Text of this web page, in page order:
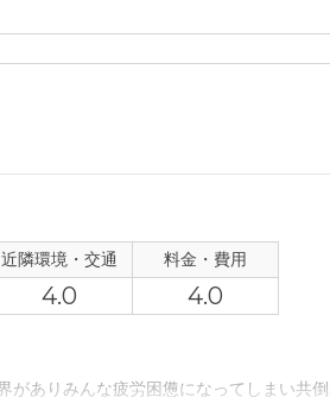
亡くなる前に楽しく過ごせたかと思って
してこの施設入所を決めました。
も施設職員さんでした。
近隣環境・交通 料金・費用
4.0 4.0
ありみんな疲労困憊になってしまい共